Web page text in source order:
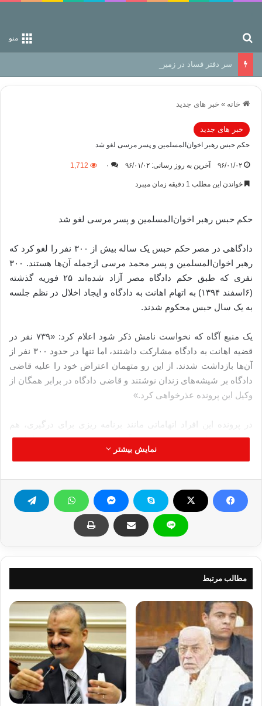
منو
سر دفتر فساد در زمین‌، دوری وکناره‌گیری از راه خداست‌!
خانه » خبر های جدید
خبر های جدید
حکم حبس رهبر اخوان‌المسلمین و پسر مرسی لغو شد
۹۶/۰۱/۰۲ آخرین به روز رسانی: ۹۶/۰۱/۰۲ ۰ 1,712
خواندن این مطلب 1 دقیقه زمان میبرد
حکم حبس رهبر اخوان‌المسلمین و پسر مرسی لغو شد
دادگاهی در مصر حکم حبس یک ساله بیش از ۳۰۰ نفر را لغو کرد که
رهبر اخوان‌المسلمین و پسر محمد مرسی ازجمله آن‌ها هستند. ۳۰۰
نفری که طبق حکم دادگاه مصر آزاد شده‌اند ۲۵ فوریه گذشته
(۶اسفند ۱۳۹۴) به اتهام اهانت به دادگاه و ایجاد اخلال در نظم جلسه
به یک سال حبس محکوم شدند.
یک منبع آگاه که نخواست نامش ذکر شود اعلام کرد: «۷۳۹ نفر در
قضیه اهانت به دادگاه مشارکت داشتند، اما تنها در حدود ۳۰۰ نفر از
آن‌ها بازداشت شدند. از این رو متهمان اعتراض خود را علیه قاضی
دادگاه بر شیشه‌های زندان نوشتند و قاضی دادگاه در برابر همگان از
وکیل این پرونده عذرخواهی کرد.»
در پرونده این افراد اتهاماتی مانند برنامه ریزی برای درگیری، هم
دستی در قتل عمد و برهم زدن آسایش مردم ثبت رسید، اما این
افراد نپذیرفتند و همواره نسبت به رای دادگاه معترض بودند تا اینکه
در ۱۴ آگوست ۲۰۱۳ (۲۳ مرداد ۱۳۹۲) در درگیری نیروهای ارتش و
پلیس مصر در میدان‌های رابعه العدویه و نهضه مصر ۶۳۲ نفر جان
باختند که هشت نفر از آن‌ها از نیروهای پلیس بودند.
این در حالی است که سازمان‌های حقوقی بین‌المللی شمار افراد
جان باخته در این درگیری را بیش از ۱۰۰۰ نفر اعلام کردند.
منبع: باشگاه خبرنگاران
اخوان المسلمین محمد بدیع
کپی آدرس
نمایش بیشتر
مطالب مرتبط